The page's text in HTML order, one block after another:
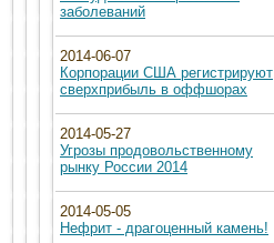
заболеваний
2014-06-07
Корпорации США регистрируют
сверхприбыль в оффшорах
2014-05-27
Угрозы продовольственному
рынку России 2014
2014-05-05
Нефрит - драгоценный камень!